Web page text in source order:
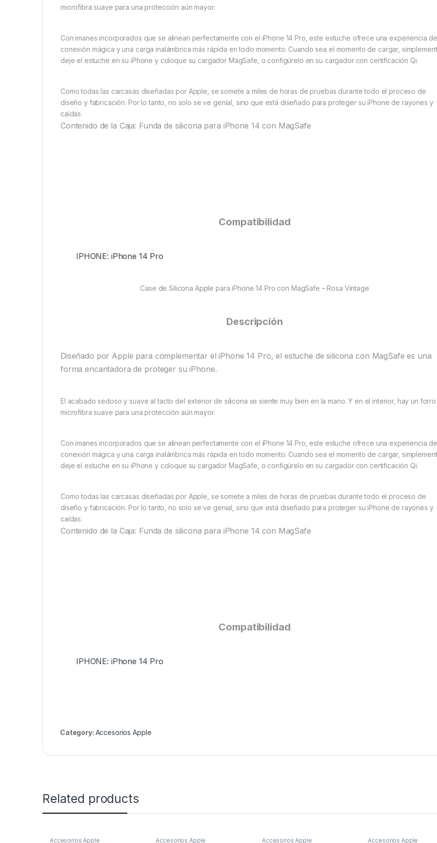
microfibra suave para una protección aún mayor.
Con imanes incorporados que se alinean perfectamente con el iPhone 14 Pro, este estuche ofrece una experiencia
conexión mágica y una carga inalámbrica más rápida en todo momento. Cuando sea el momento de cargar,
deje el estuche en su iPhone y coloque su cargador MagSafe, o configúrelo en su cargador con certificación Qi.
Como todas las carcasas diseñadas por Apple, se somete a miles de horas de pruebas durante todo el proceso de
diseño y fabricación. Por lo tanto, no solo se ve genial, sino que está diseñado para proteger su iPhone de rayones y
caídas.
Contenido de la Caja: Funda de silicona para iPhone 14 con MagSafe
Compatibilidad
IPHONE: iPhone 14 Pro
Case de Silicona Apple para iPhone 14 Pro con MagSafe – Rosa Vintage
Descripción
Diseñado por Apple para complementar el iPhone 14 Pro, el estuche de silicona con MagSafe es una
forma encantadora de proteger su iPhone.
El acabado sedoso y suave al tacto del exterior de silicona se siente muy bien en la mano. Y en el interior, hay un
microfibra suave para una protección aún mayor.
Con imanes incorporados que se alinean perfectamente con el iPhone 14 Pro, este estuche ofrece una experiencia
conexión mágica y una carga inalámbrica más rápida en todo momento. Cuando sea el momento de cargar,
deje el estuche en su iPhone y coloque su cargador MagSafe, o configúrelo en su cargador con certificación Qi.
Como todas las carcasas diseñadas por Apple, se somete a miles de horas de pruebas durante todo el proceso de
diseño y fabricación. Por lo tanto, no solo se ve genial, sino que está diseñado para proteger su iPhone de rayones y
caídas.
Contenido de la Caja: Funda de silicona para iPhone 14 con MagSafe
Compatibilidad
IPHONE: iPhone 14 Pro
Category: Accesorios Apple
Related products
Accesorios Apple Accesorios Apple Accesorios Apple Accesorios Apple